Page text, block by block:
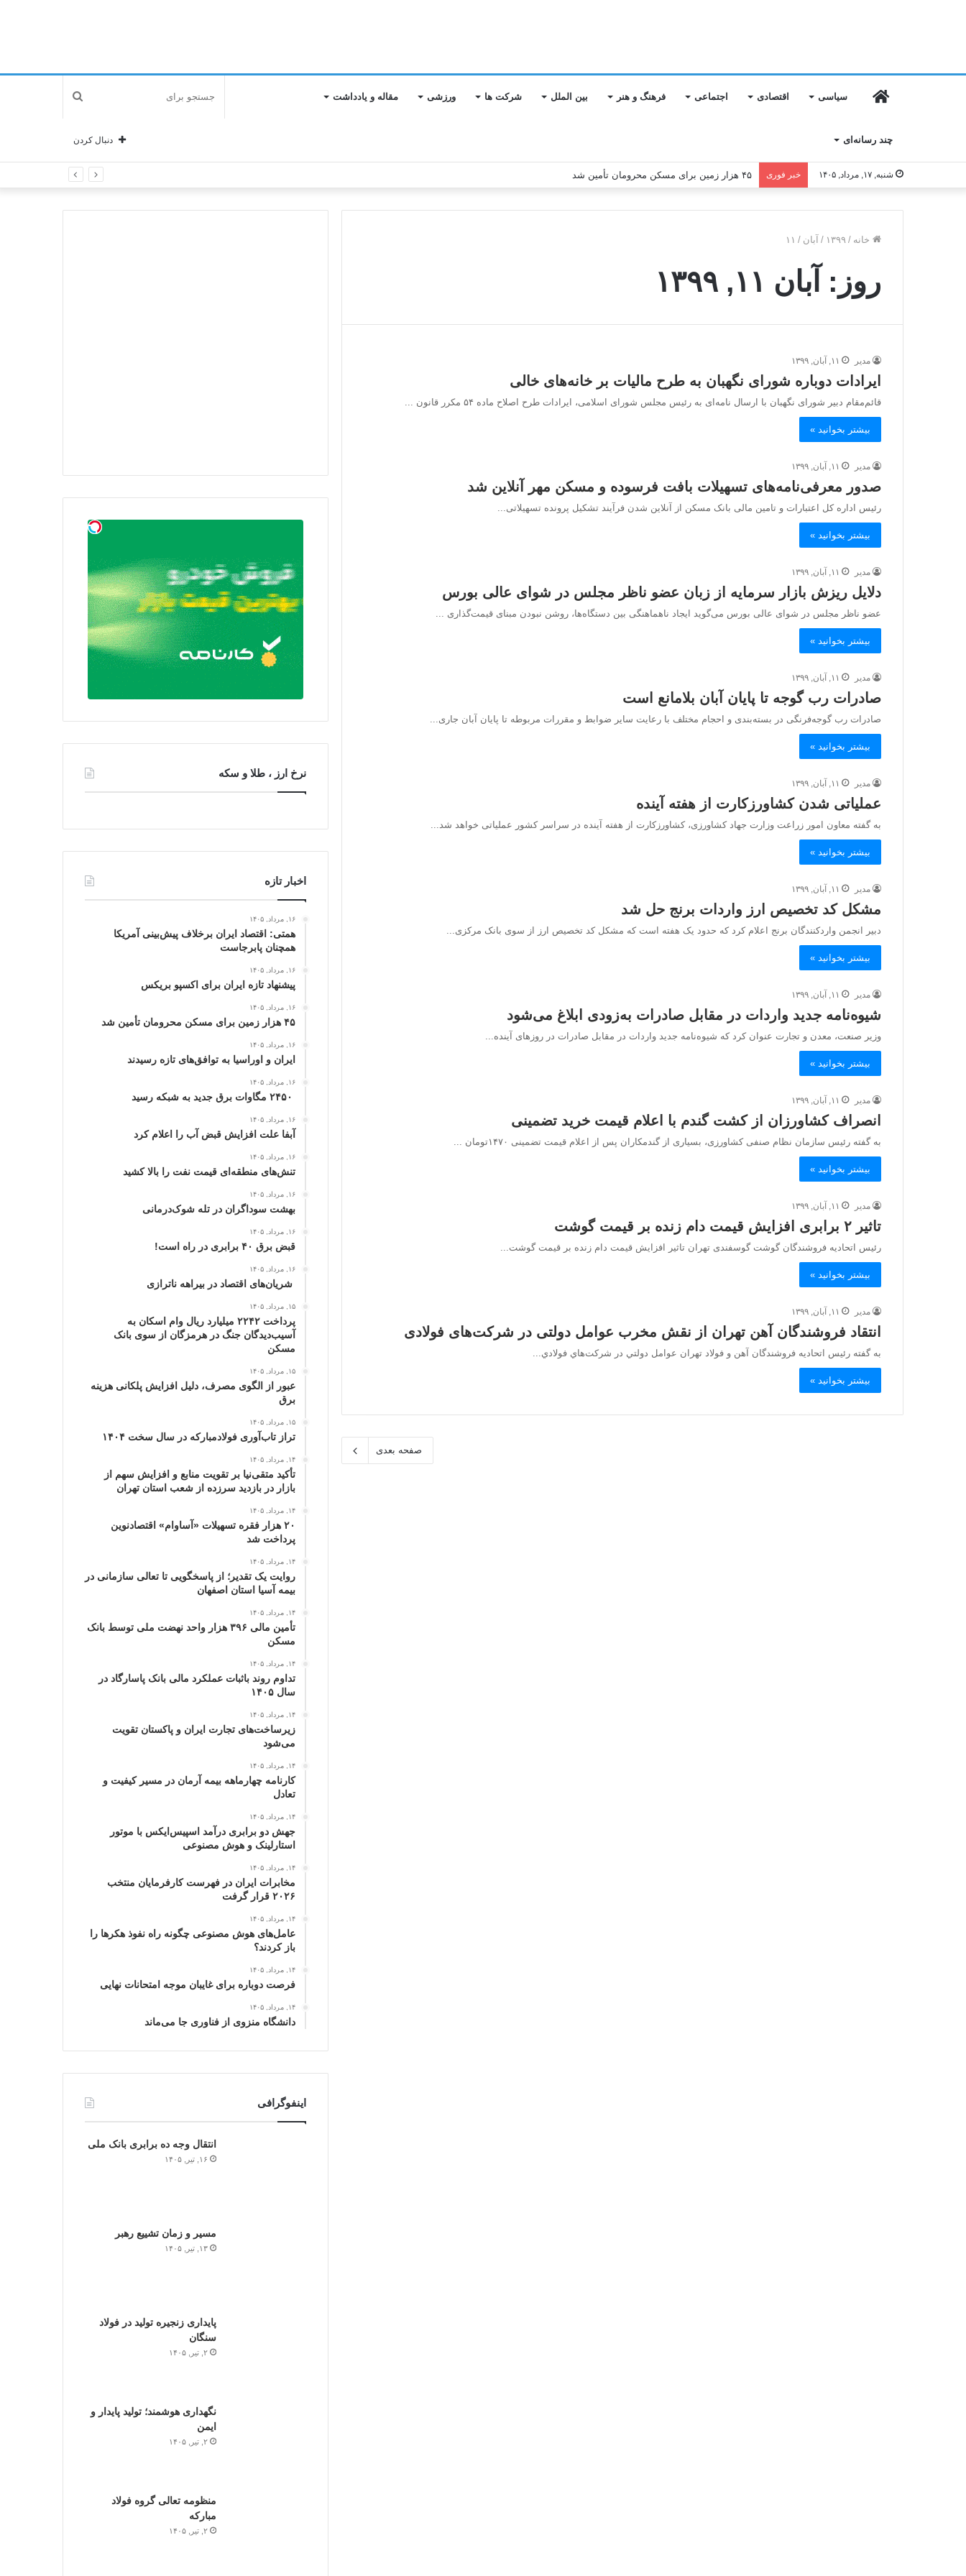
سیاسی اقتصادی اجتماعی فرهنگ و هنر بین الملل شرکت ها ورزشی مقاله و یادداشت
چند رسانه‌ای دنبال کردن
شنبه, ۱۷, مرداد, ۱۴۰۵ خبر فوری ۴۵ هزار زمین برای مسکن محرومان تأمین شد
خانه / ۱۳۹۹ / آبان / ۱۱
روز: آبان ۱۱, ۱۳۹۹
مدیر ۱۱, آبان, ۱۳۹۹
ایرادات دوباره شورای نگهبان به طرح مالیات بر خانه‌های خالی
قائم‌مقام دبیر شورای نگهبان با ارسال نامه‌ای به رئیس مجلس شورای اسلامی، ایرادات طرح اصلاح ماده ۵۴ مکرر قانون ...
بیشتر بخوانید »
مدیر ۱۱, آبان, ۱۳۹۹
صدور معرفی‌نامه‌های تسهیلات بافت فرسوده و مسکن مهر آنلاین شد
رئیس اداره کل اعتبارات و تامین مالی بانک مسکن از آنلاین شدن فرآیند تشکیل پرونده تسهیلاتی...
بیشتر بخوانید »
مدیر ۱۱, آبان, ۱۳۹۹
دلایل ریزش بازار سرمایه از زبان عضو ناظر مجلس در شوای عالی بورس
عضو ناظر مجلس در شوای عالی بورس می‌گوید ایجاد ناهماهنگی بین دستگاه‌ها، روشن نبودن مبنای قیمت‌گذاری ...
بیشتر بخوانید »
مدیر ۱۱, آبان, ۱۳۹۹
صادرات رب گوجه تا پایان آبان بلامانع است
صادرات رب گوجه‌فرنگی در بسته‌بندی و احجام مختلف با رعایت سایر ضوابط و مقررات مربوطه تا پایان آبان جاری...
بیشتر بخوانید »
مدیر ۱۱, آبان, ۱۳۹۹
عملیاتی شدن کشاورزکارت از هفته آینده
به گفته معاون امور زراعت وزارت جهاد کشاورزی، کشاورزکارت از هفته آینده در سراسر کشور عملیاتی خواهد شد...
بیشتر بخوانید »
مدیر ۱۱, آبان, ۱۳۹۹
مشکل کد تخصیص ارز واردات برنج حل شد
دبیر انجمن واردکنندگان برنج اعلام کرد که حدود یک هفته است که مشکل کد تخصیص ارز از سوی بانک مرکزی...
بیشتر بخوانید »
مدیر ۱۱, آبان, ۱۳۹۹
شیوه‌نامه جدید واردات در مقابل صادرات به‌زودی ابلاغ می‌شود
وزیر صنعت، معدن و تجارت عنوان کرد که شیوه‌نامه جدید واردات در مقابل صادرات در روزهای آینده...
بیشتر بخوانید »
مدیر ۱۱, آبان, ۱۳۹۹
انصراف کشاورزان از کشت گندم با اعلام قیمت خرید تضمینی
به گفته رئیس سازمان نظام صنفی کشاورزی، بسیاری از گندمکاران پس از اعلام قیمت تضمینی ۱۴۷۰تومان ...
بیشتر بخوانید »
مدیر ۱۱, آبان, ۱۳۹۹
تاثیر ۲ برابری افزایش قیمت دام زنده بر قیمت گوشت
رئیس اتحادیه فروشندگان گوشت گوسفندی تهران تاثیر افزایش قیمت دام زنده بر قیمت گوشت...
بیشتر بخوانید »
مدیر ۱۱, آبان, ۱۳۹۹
انتقاد فروشندگان آهن تهران از نقش مخرب عوامل دولتی در شرکت‌های فولادی
به گفته رئيس اتحاديه فروشندگان آهن و فولاد تهران عوامل دولتي در شرکت‌هاي فولادي...
بیشتر بخوانید »
صفحه بعدی
نرخ ارز ، طلا و سکه
اخبار تازه
۱۶, مرداد, ۱۴۰۵
همتی: اقتصاد ایران برخلاف پیش‌بینی آمریکا
همچنان پابرجاست
۱۶, مرداد, ۱۴۰۵
پیشنهاد تازه ایران برای اکسپو بریکس
۱۶, مرداد, ۱۴۰۵
۴۵ هزار زمین برای مسکن محرومان تأمین شد
۱۶, مرداد, ۱۴۰۵
ایران و اوراسیا به توافق‌های تازه رسیدند
۱۶, مرداد, ۱۴۰۵
۱۶, مرداد, ۱۴۰۵
آبفا علت افزایش قبض آب را اعلام کرد
۱۶, مرداد, ۱۴۰۵
تنش‌های منطقه‌ای قیمت نفت را بالا کشید
۱۶, مرداد, ۱۴۰۵
بهشت سوداگران در تله شوک‌درمانی
۱۶, مرداد, ۱۴۰۵
قبض برق ۴۰ برابری در راه است!
۱۶, مرداد, ۱۴۰۵
شریان‌های اقتصاد در بیراهه ناترازی
۱۵, مرداد, ۱۴۰۵
پرداخت ۲۲۴۲ میلیارد ریال وام اسکان به
آسیب‌دیدگان جنگ در هرمزگان از سوی بانک
مسکن
۱۵, مرداد, ۱۴۰۵
عبور از الگوی مصرف، دلیل افزایش پلکانی هزینه
برق
۱۵, مرداد, ۱۴۰۵
تراز تاب‌آوری فولادمبارکه در سال سخت ۱۴۰۴
۱۴, مرداد, ۱۴۰۵
تأکید متقی‌نیا بر تقویت منابع و افزایش سهم از
بازار در بازدید سرزده از شعب استان تهران
۱۴, مرداد, ۱۴۰۵
۲۰ هزار فقره تسهیلات «آساوام» اقتصادنوین
پرداخت شد
۱۴, مرداد, ۱۴۰۵
روایت یک تقدیر؛ از پاسخگویی تا تعالی سازمانی در
بیمه آسیا استان اصفهان
۱۴, مرداد, ۱۴۰۵
تأمین مالی ۳۹۶ هزار واحد نهضت ملی توسط بانک
مسکن
۱۴, مرداد, ۱۴۰۵
تداوم روند باثبات عملکرد مالی بانک پاسارگاد در
سال ۱۴۰۵
۱۴, مرداد, ۱۴۰۵
زیرساخت‌های تجارت ایران و پاکستان تقویت
می‌شود
۱۴, مرداد, ۱۴۰۵
کارنامه چهارماهه بیمه آرمان در مسیر کیفیت و
تعادل
۱۴, مرداد, ۱۴۰۵
جهش دو برابری درآمد اسپیس‌ایکس با موتور
استارلینک و هوش مصنوعی
۱۴, مرداد, ۱۴۰۵
مخابرات ایران در فهرست کارفرمایان منتخب
۲۰۲۶ قرار گرفت
۱۴, مرداد, ۱۴۰۵
عامل‌های هوش مصنوعی چگونه راه نفوذ هکرها را
باز کردند؟
۱۴, مرداد, ۱۴۰۵
فرصت دوباره برای غایبان موجه امتحانات نهایی
۱۴, مرداد, ۱۴۰۵
دانشگاه منزوی از فناوری جا می‌ماند
اینفوگرافی
انتقال وجه ده برابری بانک ملی
۱۶, تیر, ۱۴۰۵
مسیر و زمان تشییع رهبر
۱۳, تیر, ۱۴۰۵
پایداری زنجیره تولید در فولاد
سنگان
۲, تیر, ۱۴۰۵
نگهداری هوشمند؛ تولید پایدار و
ایمن
۲, تیر, ۱۴۰۵
منظومه تعالی گروه فولاد
مبارکه
۲, تیر, ۱۴۰۵